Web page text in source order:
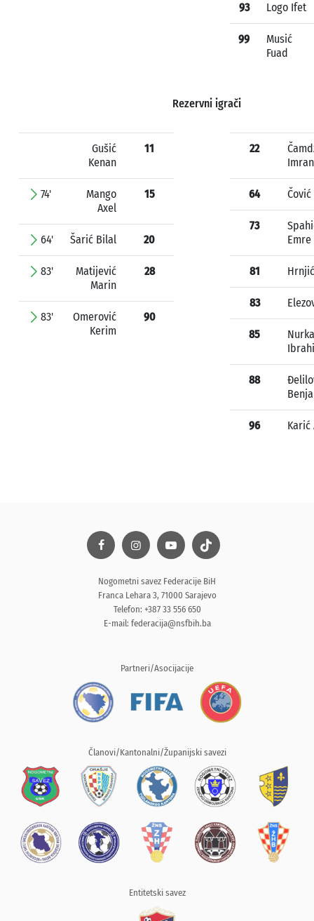
93 Logo Ifet
99
Musić
Fuad
Rezervni igrači
Gušić
Kenan
11
74'
Mango
Axel
15
64' Šarić Bilal 20
83'
Matijević
Marin
28
83'
Omerović
Kerim
90
22
Imran
64
73
Emre
81
83
85
88
96 Karić
Nogometni savez Federacije BiH
Franca Lehara 3, 71000 Sarajevo
Telefon: +387 33 556 650
E-mail: federacija@nsfbih.ba
Partneri/Asocijacije
Članovi/Kantonalni/Županijski savezi
Entitetski savez